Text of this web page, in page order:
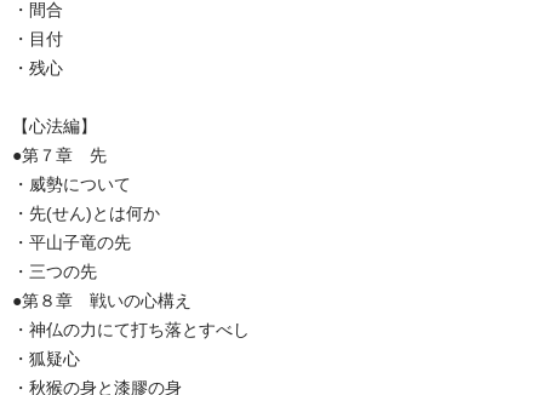
・間合
・目付
・残心
【心法編】
●第７章 先
・威勢について
・先(せん)とは何か
・平山子竜の先
・三つの先
●第８章 戦いの心構え
・神仏の力にて打ち落とすべし
・狐疑心
・秋猴の身と漆膠の身